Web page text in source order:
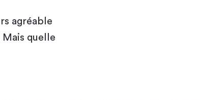
agréable
quelle